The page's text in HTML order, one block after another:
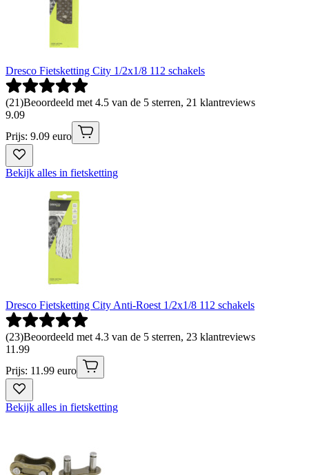
Dresco Fietsketting City 1/2x1/8 112 schakels
(21)Beoordeeld met 4.5 van de 5 sterren, 21 klantreviews
9.09
Prijs: 9.09 euro
Bekijk alles in fietsketting
Dresco Fietsketting City Anti-Roest 1/2x1/8 112 schakels
(23)Beoordeeld met 4.3 van de 5 sterren, 23 klantreviews
11 .99
Prijs: 11.99 euro
Bekijk alles in fietsketting